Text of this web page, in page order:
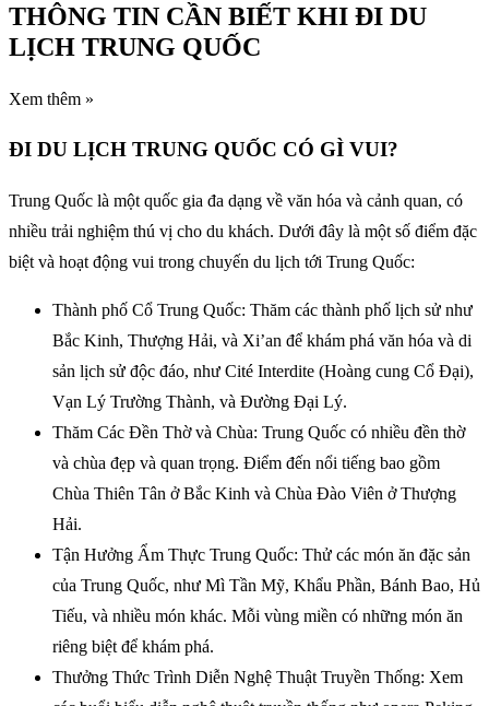
THÔNG TIN CẦN BIẾT KHI ĐI DU
LỊCH TRUNG QUỐC
Xem thêm »
ĐI DU LỊCH TRUNG QUỐC CÓ GÌ VUI?
Trung Quốc là một quốc gia đa dạng về văn hóa và cảnh quan, có
nhiều trải nghiệm thú vị cho du khách. Dưới đây là một số điểm đặc
biệt và hoạt động vui trong chuyến du lịch tới Trung Quốc:
Thành phố Cổ Trung Quốc: Thăm các thành phố lịch sử như
Bắc Kinh, Thượng Hải, và Xi’an để khám phá văn hóa và di
sản lịch sử độc đáo, như Cité Interdite (Hoàng cung Cổ Đại),
Vạn Lý Trường Thành, và Đường Đại Lý.
Thăm Các Đền Thờ và Chùa: Trung Quốc có nhiều đền thờ
và chùa đẹp và quan trọng. Điểm đến nổi tiếng bao gồm
Chùa Thiên Tân ở Bắc Kinh và Chùa Đào Viên ở Thượng
Hải.
Tận Hưởng Ẩm Thực Trung Quốc: Thử các món ăn đặc sản
của Trung Quốc, như Mì Tần Mỹ, Khẩu Phần, Bánh Bao, Hủ
Tiếu, và nhiều món khác. Mỗi vùng miền có những món ăn
riêng biệt để khám phá.
Thưởng Thức Trình Diễn Nghệ Thuật Truyền Thống: Xem